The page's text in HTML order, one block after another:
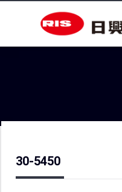
30-5450